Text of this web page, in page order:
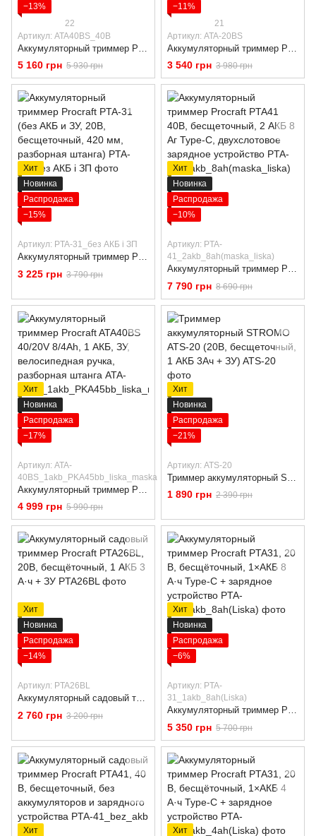
−13%
22
Артикул: ATA40BS_40В
5 160 грн 5 930 грн
−11%
21
Артикул: ATA-20BS
3 540 грн 3 980 грн
Хит
Новинка
Распродажа
−15%
Артикул: PTA-31_без АКБ і ЗП
Аккумуляторный триммер Procraft PTA-31 (без АКБ и ЗУ, 20В, бесщеточный, 420 мм, разборная штанга)
3 225 грн 3 790 грн
Хит
Новинка
Распродажа
−10%
Артикул: PTA-
41_2akb_8ah(maska_liska)
Аккумуляторный триммер Procraft PTA41 40В, бесщеточный, 2 АКБ 8 Аг Type-C, двухслотовое зарядное устройство
7 790 грн 8 690 грн
Хит
Новинка
Распродажа
−17%
Артикул: ATA-
40BS_1akb_PKA45bb_liska_maska
4 999 грн 5 990 грн
Хит
Новинка
Распродажа
−21%
Артикул: ATS-20
1 890 грн 2 390 грн
Хит
Новинка
Распродажа
−14%
Артикул: PTA26BL
Аккумуляторный садовый триммер Procraft PTA26BL, 20В, бесщёточный, 1 АКБ 3 А·ч + ЗУ
2 760 грн 3 200 грн
Хит
Новинка
Распродажа
−6%
Артикул: PTA-
31_1akb_8ah(Liska)
Аккумуляторный триммер Procraft PTA31, 20 В, бесщёточный, 1×АКБ 8 А·ч Type-C + зарядное устройство
5 350 грн 5 700 грн
Хит
Хит